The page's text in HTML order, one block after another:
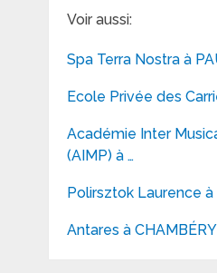
Voir aussi:
Spa Terra Nostra à
Ecole Privée des
Académie Inter
(AIMP) à …
Polirsztok Laurence à
Antares à CHAMBÉRY